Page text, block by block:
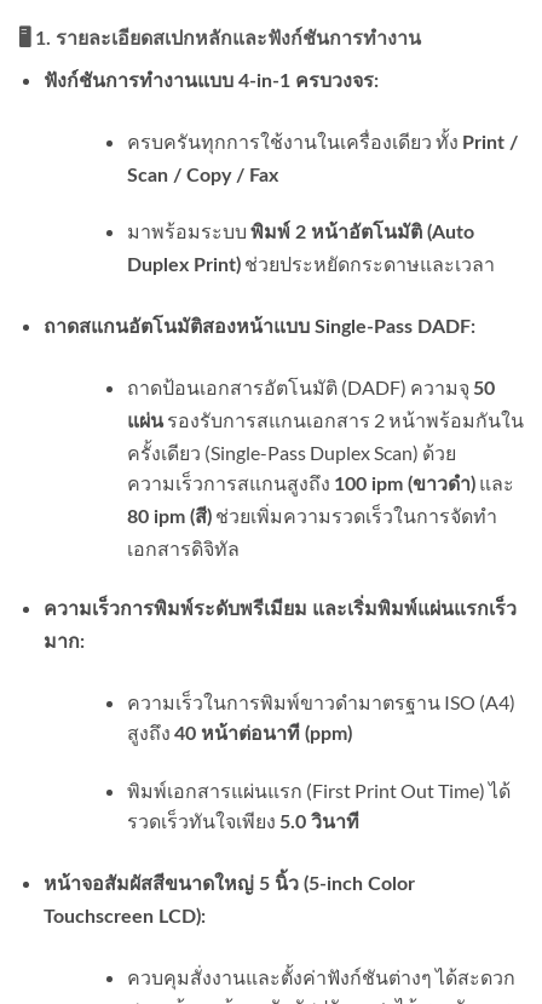
🖥️ 1. รายละเอียดสเปกหลักและฟังก์ชันการทำงาน
ฟังก์ชันการทำงานแบบ 4-in-1 ครบวงจร:
ครบครันทุกการใช้งานในเครื่องเดียว ทั้ง Print /
Scan / Copy / Fax
มาพร้อมระบบ พิมพ์ 2 หน้าอัตโนมัติ (Auto
Duplex Print)ช่วยประหยัดกระดาษและเวลา
ถาดสแกนอัตโนมัติสองหน้าแบบ Single-Pass DADF:
ถาดป้อนเอกสารอัตโนมัติ (DADF) ความจุ 50
แผ่นรองรับการสแกนเอกสาร 2 หน้าพร้อมกันใน
ครั้งเดียว (Single-Pass Duplex Scan) ด้วย
ความเร็วการสแกนสูงถึง 100 ipm (ขาวดำ)และ
80 ipm (สี)ช่วยเพิ่มความรวดเร็วในการจัดทำ
เอกสารดิจิทัล
ความเร็วการพิมพ์ระดับพรีเมียม และเริ่มพิมพ์แผ่นแรกเร็ว
มาก:
ความเร็วในการพิมพ์ขาวดำมาตรฐาน ISO (A4)
สูงถึง 40 หน้าต่อนาที (ppm)
พิมพ์เอกสารแผ่นแรก (First Print Out Time) ได้
รวดเร็วทันใจเพียง 5.0 วินาที
หน้าจอสัมผัสสีขนาดใหญ่ 5 นิ้ว (5-inch Color
Touchscreen LCD):
ควบคุมสั่งงานและตั้งค่าฟังก์ชันต่างๆ ได้สะดวก